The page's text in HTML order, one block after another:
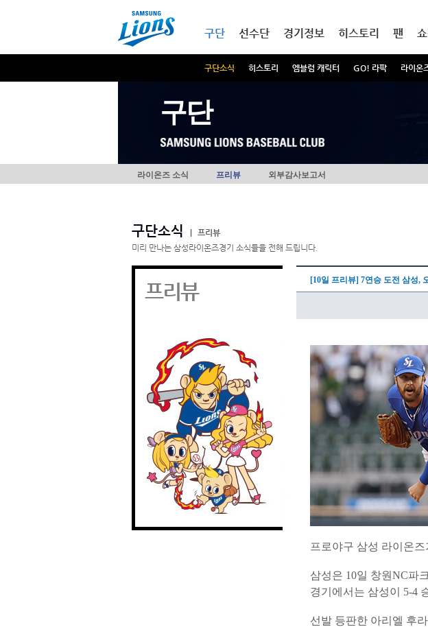
구단
구단소식 히스토리 엠블럼 캐릭터 GO! 라팍 라이온
선수단 경기정보 히스토리 팬
구단
라이온즈 소식 프리뷰 외부감사보고서
구단소식
프리뷰
미리 만나는 삼성라이온즈경기 소식들을 전해 드립니다.
프리뷰 [10일 프리뷰] 7연승 도전 삼성,
프로야구 삼성 라이온
삼성은 10일 창원NC파
경기에서는 삼성이 5-4
선발 등판한 아리엘 후